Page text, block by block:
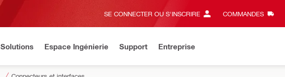
SE CONNECTER OU S'INSCRIRE COMMANDES
Solutions Espace Ingénierie Support Entreprise